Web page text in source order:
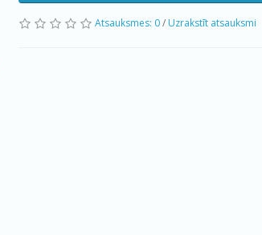
Atsauksmes: 0/ Uzrakstīt atsauksmi